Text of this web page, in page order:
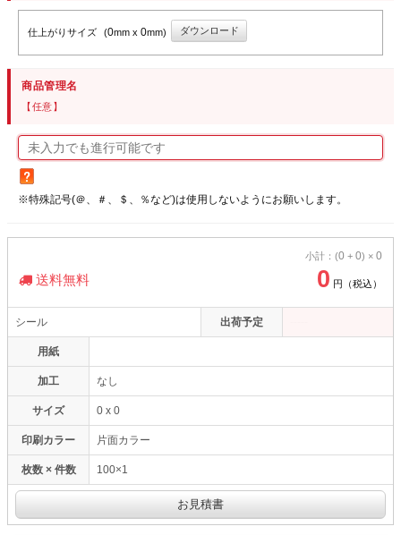
仕上がりサイズ (0mm x 0mm) ダウンロード
商品管理名
【任意】
※特殊記号(＠、＃、＄、％など)は使用しないようにお願いします。
シール
用紙
加工 なし
サイズ
印刷カラー
枚数 × 件数
出荷予定
0 x 0
片面カラー
100×1
小計：(0 + 0) × 0
送料無料 0 円（税込）